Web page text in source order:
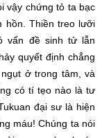
vậy chứng tỏ ta bạc
hồn . Thiền treo lưỡi
vấn đề sinh tửlẫn
quyết định chẳng
ở trong tâm, và
có tí tẹo nào là tư
đại sư là hiện
máu!Chúng ta nói